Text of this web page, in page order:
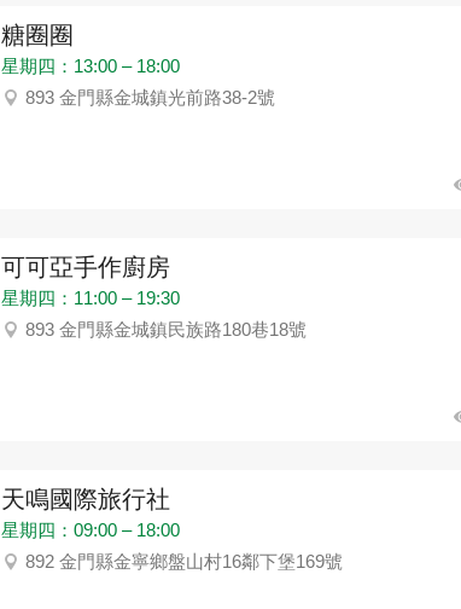
糖圈圈
星期四：13:00 – 18:00
893 金門縣金城鎮光前路38-2號
可可亞手作廚房
星期四：11:00 – 19:30
893 金門縣金城鎮民族路180巷18號
天鳴國際旅行社
星期四：09:00 – 18:00
892 金門縣金寧鄉盤山村16鄰下堡169號